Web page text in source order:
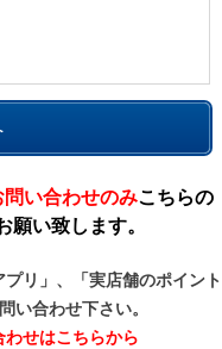
い合わせのみこちらの
願い致します。
リ」、「実店舗のポイント
い合わせ下さい。
せはこちらから